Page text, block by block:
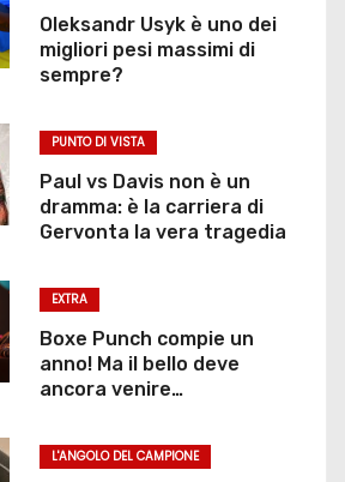
Oleksandr Usyk è uno dei
migliori pesi massimi di
sempre?
PUNTO DI VISTA
Paul vs Davis non è un
dramma: è la carriera di
Gervonta la vera tragedia
EXTRA
Boxe Punch compie un
anno! Ma il bello deve
ancora venire…
L'ANGOLO DEL CAMPIONE